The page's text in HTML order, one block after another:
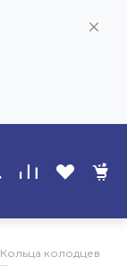
Кольца колодцев